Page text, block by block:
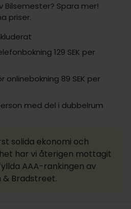
Bilsemester? Spara mer!
priser.
129 SEK per
onlinebokning 89 SEK per
med del i dubbelrum
solida ekonomi och
har vi återigen mottagit
AAA-rankingen av
& Bradstreet.